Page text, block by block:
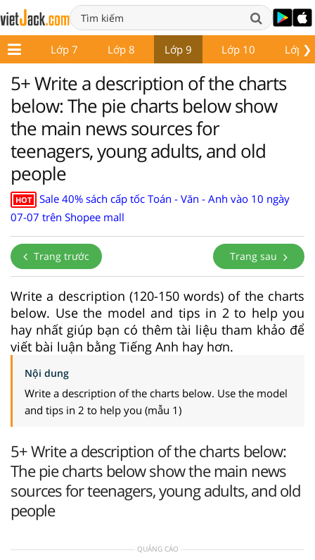
❯
6 Lớp 7 Lớp 8 Lớp 9 Lớp 10 Lớp
5+ Write a description of the charts
below: The pie charts below show
the main news sources for
teenagers, young adults, and old
people
HOT
Sale 40% sách cấp tốc Toán - Văn - Anh vào 10 ngày
07-07 trên Shopee mall
Trang trước Trang sau
Write a description (120-150 words) of the charts
below. Use the model and tips in 2 to help you
hay nhất giúp bạn có thêm tài liệu tham khảo để
viết bài luận bằng Tiếng Anh hay hơn.
Nội dung
Write a description of the charts below. Use the model
and tips in 2 to help you (mẫu 1)
5+ Write a description of the charts below:
The pie charts below show the main news
sources for teenagers, young adults, and old
people
QUẢNG CÁO